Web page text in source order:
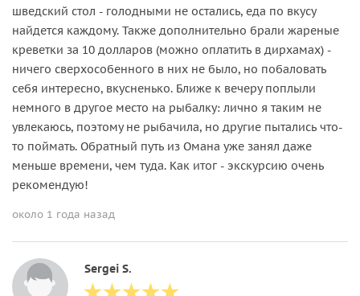
шведский стол - голодными не остались, еда по вкусу
найдется каждому. Также дополнительно брали жареные
креветки за 10 долларов (можно оплатить в дирхамах) -
ничего сверхособенного в них не было, но побаловать
себя интересно, вкусненько. Ближе к вечеру поплыли
немного в другое место на рыбалку: лично я таким не
увлекаюсь, поэтому не рыбачила, но другие пытались что-
то поймать. Обратный путь из Омана уже занял даже
меньше времени, чем туда. Как итог - экскурсию очень
рекомендую!
около 1 года назад
Sergei S.